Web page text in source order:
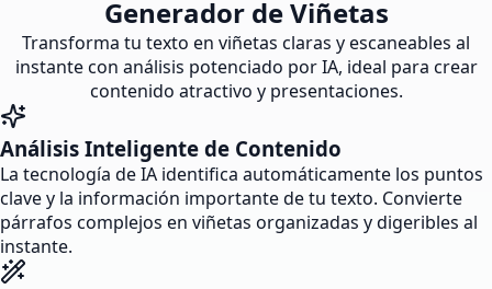
Generador de Viñetas
Transforma tu texto en viñetas claras y escaneables al
instante con análisis potenciado por IA, ideal para crear
contenido atractivo y presentaciones.
Análisis Inteligente de Contenido
La tecnología de IA identifica automáticamente los puntos
clave y la información importante de tu texto. Convierte
párrafos complejos en viñetas organizadas y digeribles al
instante.